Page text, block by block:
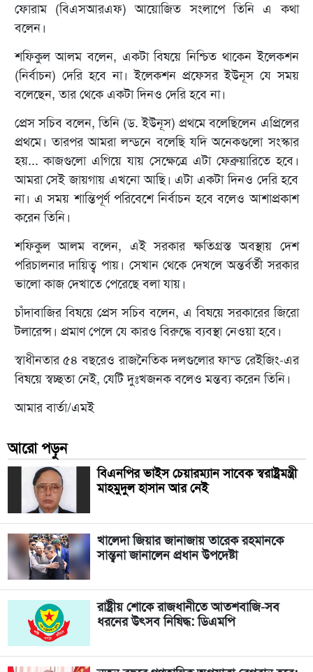
ফোরাম (বিএসআরএফ) আয়োজিত সংলাপে তিনি এ কথা
বলেন।
শফিকুল আলম বলেন, একটা বিষয়ে নিশ্চিত থাকেন ইলেকশন
(নির্বাচন) দেরি হবে না। ইলেকশন প্রফেসর ইউনূস যে সময়
বলেছেন, তার থেকে একটা দিনও দেরি হবে না।
প্রেস সচিব বলেন, তিনি (ড. ইউনূস) প্রথমে বলেছিলেন এপ্রিলের
প্রথমে। তারপর আমরা লন্ডনে বলেছি যদি অনেকগুলো সংস্কার
হয়... কাজগুলো এগিয়ে যায় সেক্ষেত্রে এটা ফেব্রুয়ারিতে হবে।
আমরা সেই জায়গায় এখনো আছি। এটা একটা দিনও দেরি হবে
না। এ সময় শান্তিপূর্ণ পরিবেশে নির্বাচন হবে বলেও আশাপ্রকাশ
করেন তিনি।
শফিকুল আলম বলেন, এই সরকার ক্ষতিগ্রস্ত অবস্থায় দেশ
পরিচালনার দায়িত্ব পায়। সেখান থেকে দেখলে অন্তর্বর্তী সরকার
ভালো কাজ দেখাতে পেরেছে বলা যায়।
চাঁদাবাজির বিষয়ে প্রেস সচিব বলেন, এ বিষয়ে সরকারের জিরো
টলারেন্স। প্রমাণ পেলে যে কারও বিরুদ্ধে ব্যবস্থা নেওয়া হবে।
স্বাধীনতার ৫৪ বছরেও রাজনৈতিক দলগুলোর ফান্ড রেইজিং-এর
বিষয়ে স্বচ্ছতা নেই, যেটি দুঃখজনক বলেও মন্তব্য করেন তিনি।
আমার বার্তা/এমই
আরো পড়ুন
বিএনপির ভাইস চেয়ারম্যান সাবেক স্বরাষ্ট্রমন্ত্রী
মাহমুদুল হাসান আর নেই
খালেদা জিয়ার জানাজায় তারেক রহমানকে
সান্ত্বনা জানালেন প্রধান উপদেষ্টা
রাষ্ট্রীয় শোকে রাজধানীতে আতশবাজি-সব
ধরনের উৎসব নিষিদ্ধ: ডিএমপি